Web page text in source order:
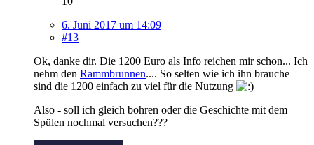
6. Juni 2017 um 14:09
#13
Ok, danke dir. Die 1200 Euro als Info reichen mir schon... Ich
nehm den Rammbrunnen.... So selten wie ich ihn brauche
sind die 1200 einfach zu viel für die Nutzung
Also - soll ich gleich bohren oder die Geschichte mit dem
Spülen nochmal versuchen???